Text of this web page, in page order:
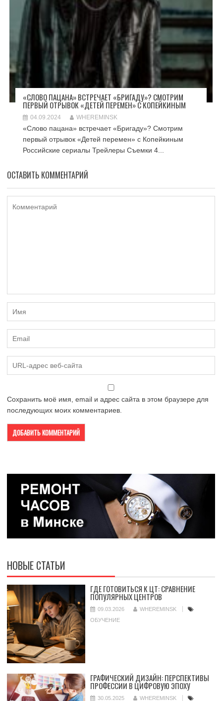
«СЛОВО ПАЦАНА» ВСТРЕЧАЕТ «БРИГАДУ»? СМОТРИМ
ПЕРВЫЙ ОТРЫВОК «ДЕТЕЙ ПЕРЕМЕН» С КОПЕЙКИНЫМ
04.09.2024 WHEREMINSK
«Слово пацана» встречает «Бригаду»? Смотрим
первый отрывок «Детей перемен» с Копейкиным
Российские сериалы Трейлеры Съемки 4...
ОСТАВИТЬ КОММЕНТАРИЙ
Сохранить моё имя, email и адрес сайта в этом браузере для
последующих моих комментариев.
НОВЫЕ СТАТЬИ
ГДЕ ГОТОВИТЬСЯ К ЦТ: СРАВНЕНИЕ
ПОПУЛЯРНЫХ ЦЕНТРОВ
09.03.2026
WHEREMINSK
ОБУЧЕНИЕ
ГРАФИЧЕСКИЙ ДИЗАЙН: ПЕРСПЕКТИВЫ
ПРОФЕССИИ В ЦИФРОВУЮ ЭПОХУ
30.05.2025
WHEREMINSK